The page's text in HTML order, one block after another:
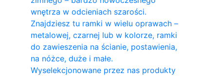
wnętrza w odcieniach szarości.
Znajdziesz tu ramki w wielu oprawach –
metalowej, czarnej lub w kolorze, ramki
do zawieszenia na ścianie, postawienia,
na nóżce, duże i małe.
Wyselekcjonowane przez nas produkty